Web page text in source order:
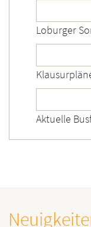
Loburger
Aktuelle